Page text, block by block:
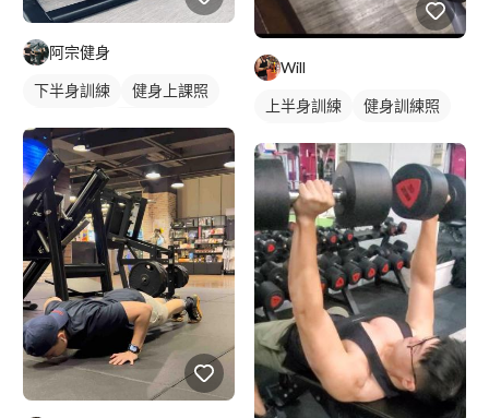
阿宗健身
下半身訓練
健身上課照
重訓教練
重訓課程
健身課程
胸肌訓練
Will
上半身訓練
健身訓練照